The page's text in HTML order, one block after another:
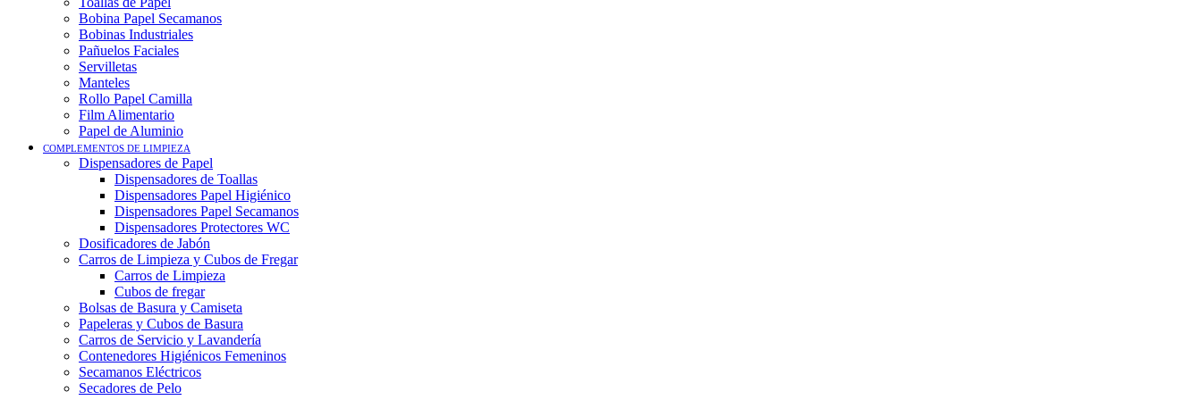
Bobina Papel Secamanos
Bobinas Industriales
Pañuelos Faciales
Servilletas
Manteles
Rollo Papel Camilla
Film Alimentario
Papel de Aluminio
COMPLEMENTOS DE LIMPIEZA
Dispensadores de Papel
Dispensadores de Toallas
Dispensadores Papel Higiénico
Dispensadores Papel Secamanos
Dispensadores Protectores WC
Dosificadores de Jabón
Carros de Limpieza y Cubos de Fregar
Carros de Limpieza
Cubos de fregar
Bolsas de Basura y Camiseta
Papeleras y Cubos de Basura
Carros de Servicio y Lavandería
Contenedores Higiénicos Femeninos
Secamanos Eléctricos
Secadores de Pelo